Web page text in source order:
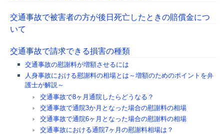
交通事故で被害者の方が後日死亡したときの賠償金につ
いて
交通事故で請求できる損害の種類
交通事故の慰謝料が増額させるには
人身事故における慰謝料の相場とは～増額のためのポイントを弁
護士が解説～
交通事故で8ヶ月通院したらどうなる？
交通事故で通院3か月となった場合の慰謝料の相場
交通事故で通院6ヶ月となった場合の慰謝料の相場
交通事故における通院7ヶ月の慰謝料相場は？